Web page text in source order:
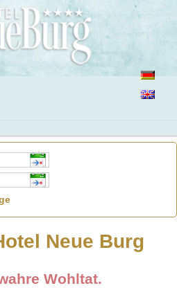
Neue Burg
Wohltat.